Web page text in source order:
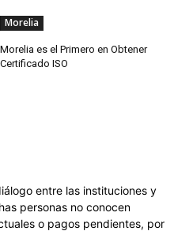
Morelia
Morelia es el Primero en Obtener
Certificado ISO
entre las instituciones y
personas no conocen
o pagos pendientes, por